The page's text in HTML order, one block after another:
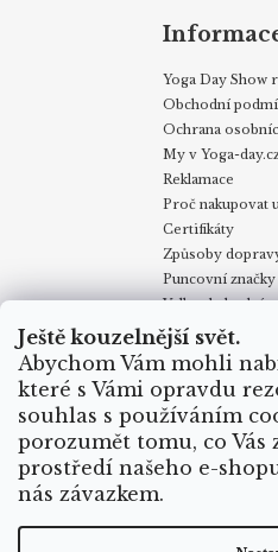
Ještě kouzelnější svět.
Abychom Vám mohli
které s Vámi opravdu
souhlas s používáním
porozumět tomu, co Vás
prostředí našeho e-
nás závazkem.
Yoga Day Show
Obchodní
Ochrana
My v Yoga-
Reklamace
Proč nakupovat
Certifikáty
Způsoby
Puncovní značky
Velkoobchodní
Obchodní podmínky
Reklamace
Proč nakupovat
Způsoby